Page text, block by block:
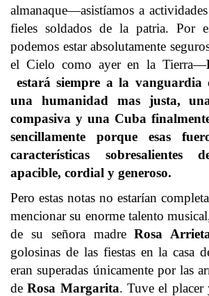
almanaque—asistíamos a
fieles soldados de la patria. Por
podemos estar absolutamente
el Cielo como ayer en la Tierra—
estará siempre a la
una humanidad mas justa,
compasiva y una Cuba
sencillamente porque esas
características sobresalientes
apacible, cordial y generoso.
Pero estas notas no estarían
mencionar su enorme talento
de su señora madreRosa
golosinas de las fiestas en la casa
eran superadas únicamente por las
deRosa Margarita. Tuve el